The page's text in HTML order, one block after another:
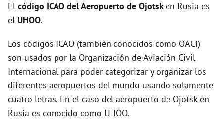
El código ICAO delAeropuerto de Ojotsken Rusia es
el UHOO.
Los códigos ICAO (también conocidos como OACI)
son usados por la Organización de Aviación Civil
Internacional para poder categorizar y organizar los
diferentes aeropuertos del mundo usando solamente
cuatro letras. En el caso del aeropuerto de Ojotsk en
Rusia es conocido como UHOO.